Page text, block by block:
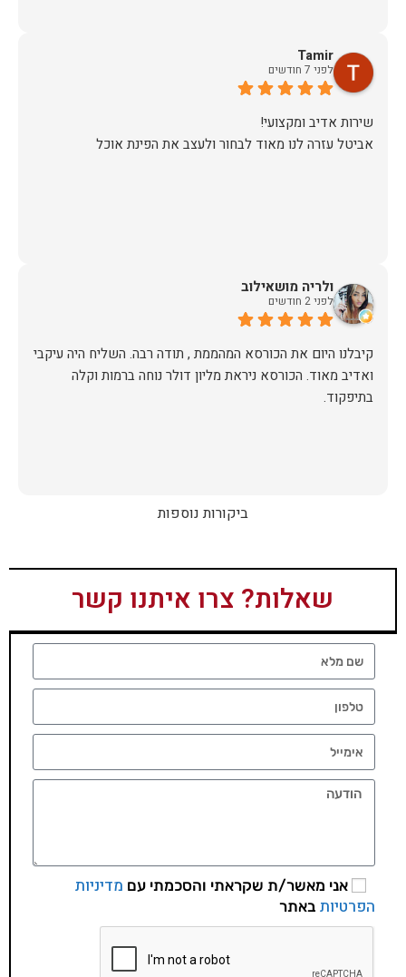
Tamir
לפני 7 חודשים
אביטל עזרה לנו מאוד לבחור ולעצב את הפינת אוכל
ולריה מושאילוב
לפני 2 חודשים
קיבלנו היום את הכורסא המהממת , תודה רבה. השליח היה עיקבי
ואדיב מאוד. הכורסא ניראת מליון דולר נוחה ברמות וקלה
בתיפקוד.
ביקורות נוספות
שאלות? צרו איתנו קשר
אני מאשר/ת שקראתי והסכמתי עם מדיניות
הפרטיות באתר